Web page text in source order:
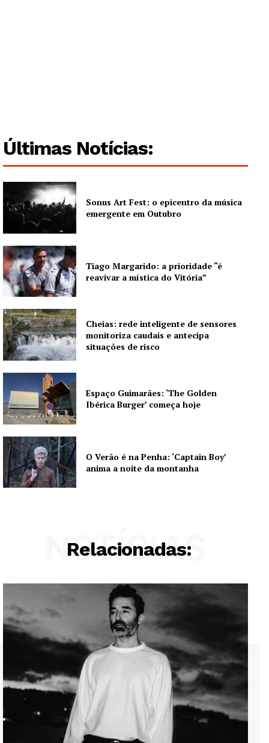
Últimas Notícias:
Sonus Art Fest: o epicentro da música
emergente em Outubro
Tiago Margarido: a prioridade “é
reavivar a mística do Vitória”
Cheias: rede inteligente de sensores
monitoriza caudais e antecipa
situações de risco
Espaço Guimarães: ‘The Golden
Ibérica Burger’ começa hoje
O Verão é na Penha: ‘Captain Boy’
anima a noite da montanha
Relacionadas:
NOTÍCIAS